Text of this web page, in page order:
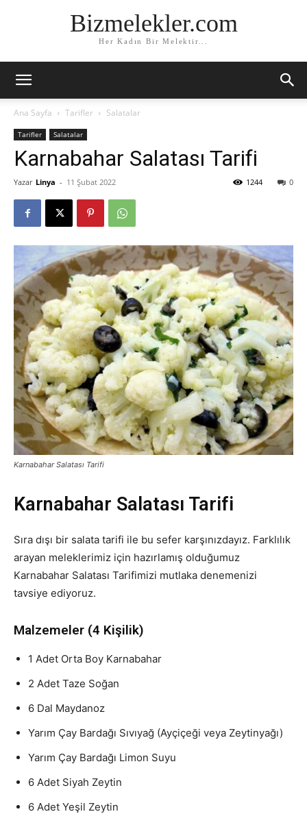
Bizmelekler.com
Her Kadın Bir Melektir...
Ana Sayfa Tarifler Salatalar
Tarifler Salatalar
Karnabahar Salatası Tarifi
Yazar Linya - 11 Şubat 2022 0
1244
Karnabahar Salatası Tarifi
Karnabahar Salatası Tarifi
Sıra dışı bir salata tarifi ile bu sefer karşınızdayız. Farklılık
arayan meleklerimiz için hazırlamış olduğumuz
Karnabahar Salatası Tarifimizi mutlaka denemenizi
tavsiye ediyoruz.
Malzemeler (4 Kişilik)
1 Adet Orta Boy Karnabahar
2 Adet Taze Soğan
6 Dal Maydanoz
Yarım Çay Bardağı Sıvıyağ (Ayçiçeği veya Zeytinyağı)
Yarım Çay Bardağı Limon Suyu
6 Adet Siyah Zeytin
6 Adet Yeşil Zeytin